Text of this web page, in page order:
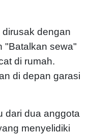
dengan
"Batalkan sewa"
di rumah.
di depan garasi
dari dua anggota
menyelidiki